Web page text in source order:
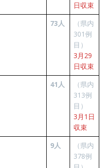
日収束
73人
（県内
301例
目）
3月29
日収束
41人
（県内
313例
目）
3月1日
収束
9人
（県内
378例